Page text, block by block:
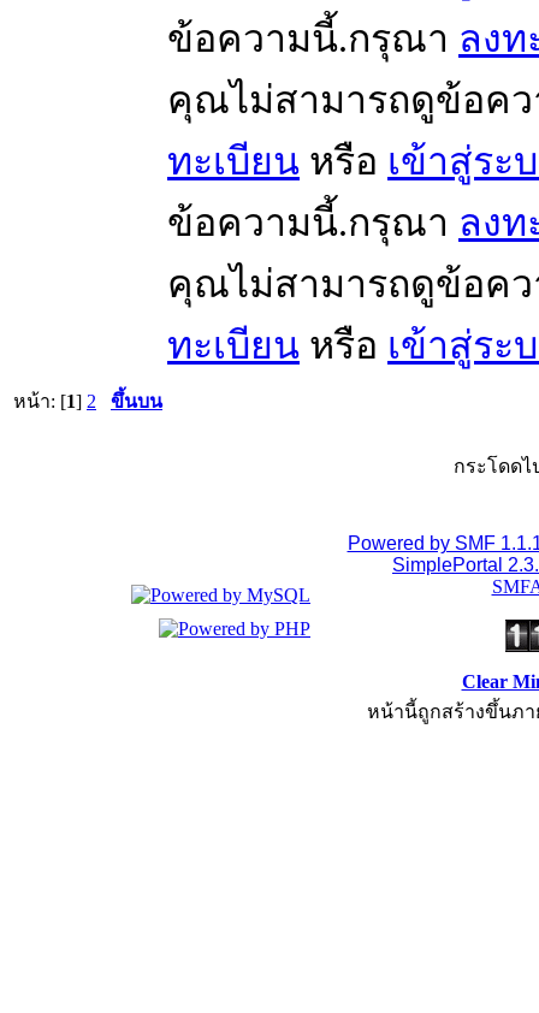
ข้อความนี้.กรุณา ลงท
คุณไม่สามารถดูข้อค
ทะเบียน หรือ เข้าสู่ระ
ข้อความนี้.กรุณา ลงท
คุณไม่สามารถดูข้อค
ทะเบียน หรือ เข้าสู่ระ
หน้า: [1] 2 ขึ้นบน
กระโดดไ
Powered by SMF
SimplePortal
Clear
หน้านี้ถูกสร้างขึ้นภา